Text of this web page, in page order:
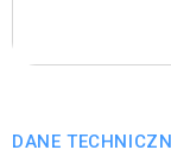
DANE